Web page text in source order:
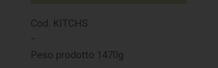
Cod. KITCHS
–
Peso prodotto 1470g